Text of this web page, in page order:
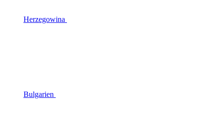
Herzegowina
Bulgarien